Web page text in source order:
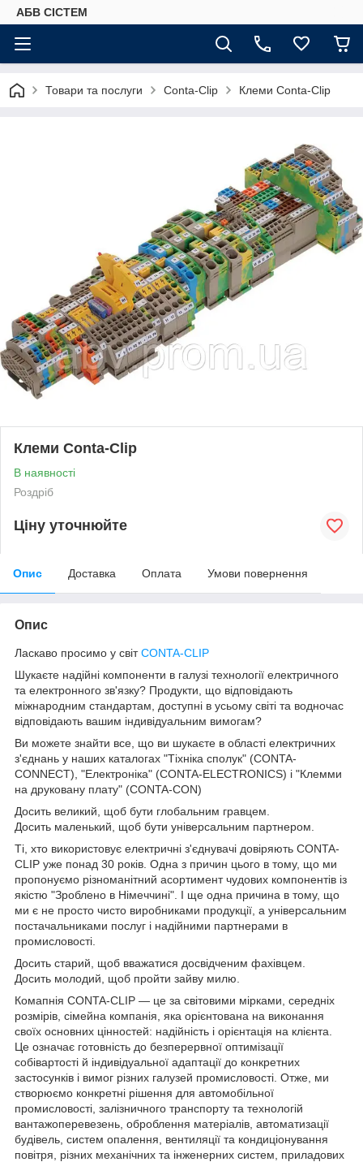
АБВ СІСТЕМ
Товари та послуги Conta-Clip Клеми Conta-Clip
Клеми Conta-Clip
В наявності
Роздріб
Ціну уточнюйте
Опис Доставка Оплата Умови повернення
Опис
Ласкаво просимо у світCONTA-CLIP
Шукаєте надійні компоненти в галузі технології електричного
та електронного зв'язку? Продукти, що відповідають
міжнародним стандартам, доступні в усьому світі та водночас
відповідають вашим індивідуальним вимогам?
Ви можете знайти все, що ви шукаєте в області електричних
з'єднань у наших каталогах "Тіхніка сполук" (CONTA-
CONNECT), "Електроніка" (CONTA-ELECTRONICS) і "Клемми
на друковану плату" (CONTA-CON)
Досить великий, щоб бути глобальним гравцем.
Досить маленький, щоб бути універсальним партнером.
Ті, хто використовує електричні з'єднувачі довіряють CONTA-
CLIP уже понад 30 років. Одна з причин цього в тому, що ми
пропонуємо різноманітний асортимент чудових компонентів із
якістю "Зроблено в Німеччині". І ще одна причина в тому, що
ми є не просто чисто виробниками продукції, а універсальним
постачальниками послуг і надійними партнерами в
промисловості.
Досить старий, щоб вважатися досвідченим фахівцем.
Досить молодий, щоб пройти зайву милю.
Комапнія CONTA-CLIP — це за світовими мірками, середніх
розмірів, сімейна компанія, яка орієнтована на виконання
своїх основних цінностей: надійність і орієнтація на клієнта.
Це означає готовність до безперервної оптимізації
собівартості й індивідуальної адаптації до конкретних
застосунків і вимог різних галузей промисловості. Отже, ми
створюємо конкретні рішення для автомобільної
промисловості, залізничного транспорту та технологій
вантажоперевезень, оброблення матеріалів, автоматизації
будівель, систем опалення, вентиляції та кондиціонування
повітря, різних механічних та інженерних систем, приладових